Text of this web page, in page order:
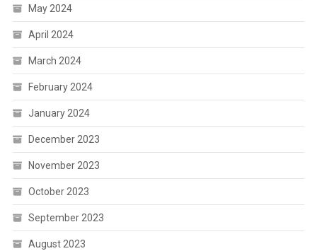
May 2024
April 2024
March 2024
February 2024
January 2024
December 2023
November 2023
October 2023
September 2023
August 2023